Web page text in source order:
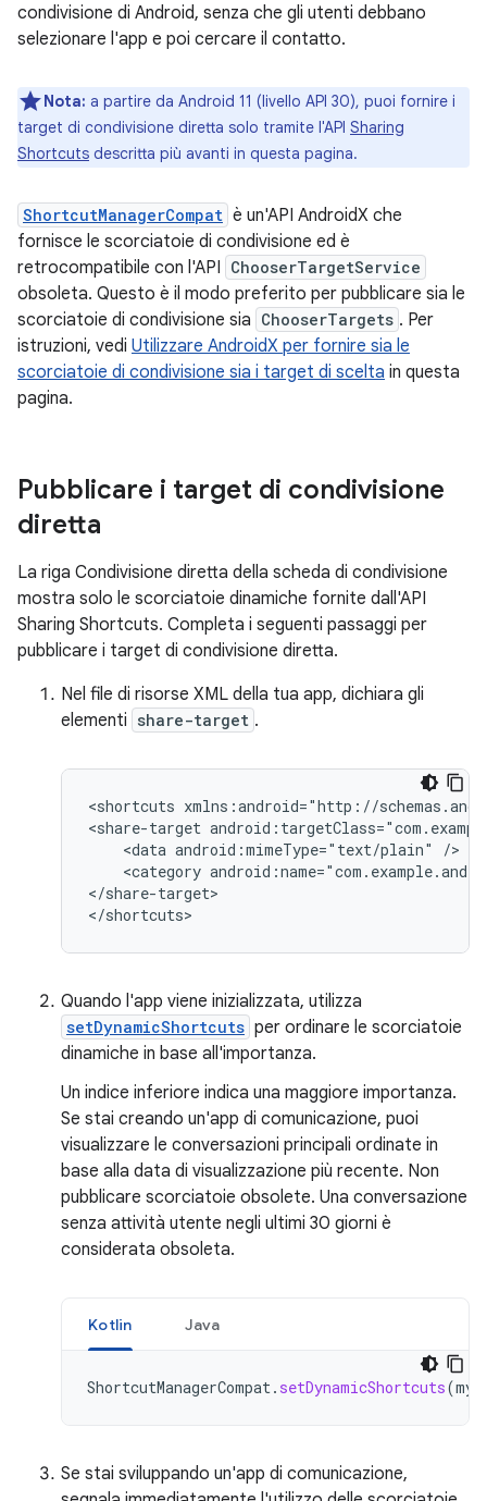
condivisione di Android, senza che gli utenti debbano
selezionare l'app e poi cercare il contatto.
Nota: a partire da Android 11 (livello API 30), puoi fornire i
target di condivisione diretta solo tramite l'API Sharing
Shortcuts descritta più avanti in questa pagina.
ShortcutManagerCompat è un'API AndroidX che
fornisce le scorciatoie di condivisione ed è
retrocompatibile con l'API ChooserTargetService
obsoleta. Questo è il modo preferito per pubblicare sia le
scorciatoie di condivisione sia ChooserTargets . Per
istruzioni, vedi Utilizzare AndroidX per fornire sia le
scorciatoie di condivisione sia i target di scelta in questa
pagina.
Pubblicare i target di condivisione
diretta
La riga Condivisione diretta della scheda di condivisione
mostra solo le scorciatoie dinamiche fornite dall'API
Sharing Shortcuts. Completa i seguenti passaggi per
pubblicare i target di condivisione diretta.
Nel file di risorse XML della tua app, dichiara gli
elementi share-target .
<shortcuts xmlns:android="http://
<share-target
<data android:mimeType="text/plain"
<category
</share-target>
Quando l'app viene inizializzata, utilizza
setDynamicShortcuts per ordinare le scorciatoie
dinamiche in base all'importanza.
Un indice inferiore indica una maggiore importanza.
Se stai creando un'app di comunicazione, puoi
visualizzare le conversazioni principali ordinate in
base alla data di visualizzazione più recente. Non
pubblicare scorciatoie obsolete. Una conversazione
senza attività utente negli ultimi 30 giorni è
considerata obsoleta.
Kotlin Java
ShortcutManagerCompat. setDynamicShortcuts(
Se stai sviluppando un'app di comunicazione,